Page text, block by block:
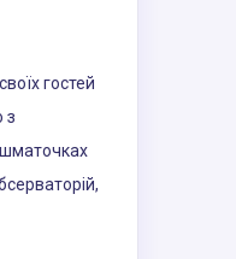
гостей
з
шматочках